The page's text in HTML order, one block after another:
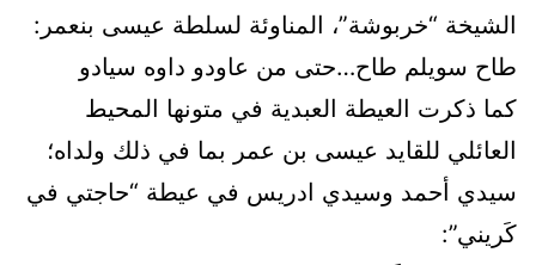
الشيخة “خربوشة”، المناوئة لسلطة عيسى بنعمر:
طاح سويلم طاح…حتى من عاودو داوه سيادو
كما ذكرت العيطة العبدية في متونها المحيط
العائلي للقايد عيسى بن عمر بما في ذلك ولداه؛
سيدي أحمد وسيدي ادريس في عيطة “حاجتي في
كَريني”: